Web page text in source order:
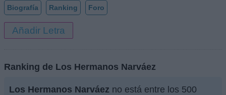
Biografía Ranking Foro
Añadir Letra
Ranking de Los Hermanos Narváez
Los Hermanos Narváez no está entre los 500